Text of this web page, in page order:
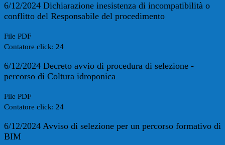
6/12/2024 Dichiarazione inesistenza di incompatibilità o
conflitto del Responsabile del procedimento
File PDF
Contatore click: 24
6/12/2024 Decreto avvio di procedura di selezione -
percorso di Coltura idroponica
File PDF
Contatore click: 24
6/12/2024 Avviso di selezione per un percorso formativo di
BIM